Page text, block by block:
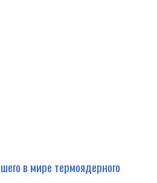
в мире термоядерного